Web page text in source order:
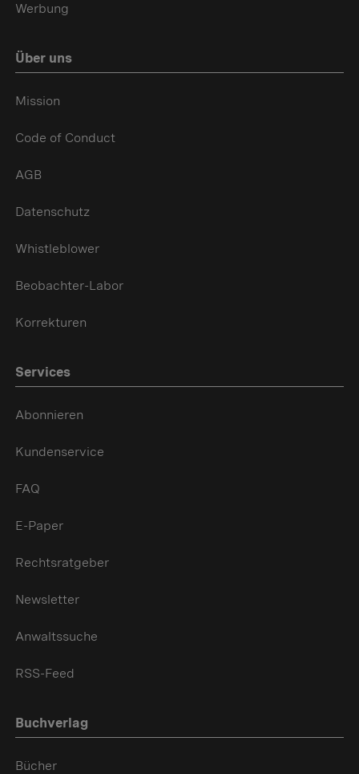
Werbung
Über uns
Mission
Code of Conduct
AGB
Datenschutz
Whistleblower
Beobachter-Labor
Korrekturen
Services
Abonnieren
Kundenservice
FAQ
E-Paper
Rechtsratgeber
Newsletter
Anwaltssuche
RSS-Feed
Buchverlag
Bücher